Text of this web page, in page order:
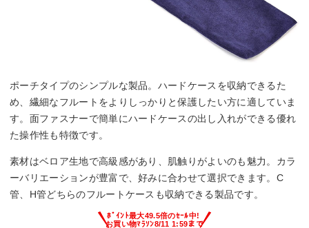
ポーチタイプのシンプルな製品。ハードケースを収納できるた
め、繊細なフルートをよりしっかりと保護したい方に適していま
す。面ファスナーで簡単にハードケースの出し入れができる優れ
た操作性も特徴です。
素材はベロア生地で高級感があり、肌触りがよいのも魅力。カラ
ーバリエーションが豊富で、好みに合わせて選択できます。C
管、H管どちらのフルートケースも収納できる製品です。